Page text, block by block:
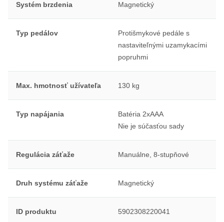
Systém brzdenia Magnetický
Typ pedálov
Protišmykové pedále s
nastaviteľnými uzamykacími
popruhmi
Max. hmotnosť užívateľa 130 kg
Typ napájania
Batéria 2xAAA
Nie je súčasťou sady
Regulácia záťaže Manuálne, 8-stupňové
Druh systému záťaže Magnetický
ID produktu 5902308220041